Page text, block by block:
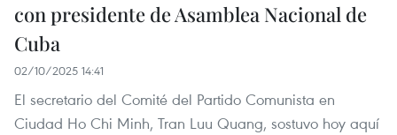
con presidente de Asamblea Nacional de
Cuba
02/10/2025 14:41
El secretario del Comité del Partido Comunista en
Ciudad Ho Chi Minh, Tran Luu Quang, sostuvo hoy aquí